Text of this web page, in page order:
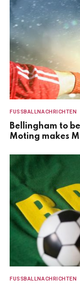
FUSSBALLNACHRICHTEN
Bellingham to
Moting makes
FUSSBALLNACHRICHTEN